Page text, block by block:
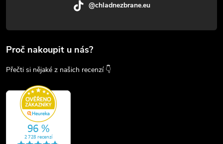
@chladnezbrane.eu
Proč nakoupit u nás?
Přečti si nějaké z našich recenzí 👇